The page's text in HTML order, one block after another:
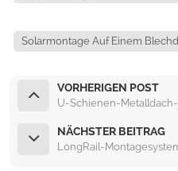
Solarmontage Auf Einem
VORHERIGEN POST
U-Schienen-
NÄCHSTER BEITRAG
LongRail-